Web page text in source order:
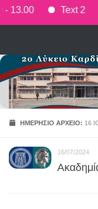
09.00 - 13.00
Skip to content
ΗΜΕΡΉΣΙΟ ΑΡΧΕΊΟ: 16
16/07/2024